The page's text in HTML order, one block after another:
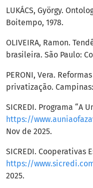
LUKÁCS, György.
Boitempo, 1978.
OLIVEIRA, Ramon.
brasileira. São Paulo:
PERONI, Vera.
privatização.
SICREDI. Programa “A
https://
Nov de 2025.
SICREDI. Cooperativas
https://
2025.